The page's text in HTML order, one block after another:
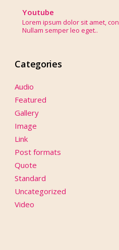
Youtube
Lorem ipsum dolor sit amet,
Nullam semper leo eget..
Categories
Audio
Featured
Gallery
Image
Link
Post formats
Quote
Standard
Uncategorized
Video